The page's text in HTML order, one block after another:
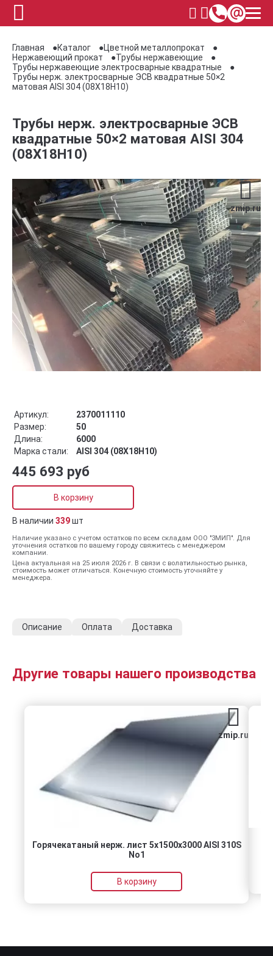
Главная Каталог
Цветной металлопрокат
Нержавеющий прокат
Трубы нержавеющие
Трубы нержавеющие электросварные квадратные
Трубы нерж. электросварные ЭСВ квадратные 50×2
матовая AISI 304 (08Х18Н10)
Трубы нерж. электросварные ЭСВ
квадратные 50×2 матовая AISI 304
(08Х18Н10)
zmip.ru
Артикул:
2370011110
Размер:
50
Длина:
6000
Марка стали:
AISI 304 (08Х18Н10)
445 693 руб
В корзину
В наличии 339шт
Наличие указано с учетом остатков по всем складам ООО "ЗМИП". Для
уточнения остатков по вашему городу свяжитесь с менеджером
компании.
Цена актуальная на 25 июля 2026 г. В связи с волатильностью рынка,
стоимость может отличаться. Конечную стоимость уточняйте у
менеджера.
Описание Оплата Доставка
Другие товары нашего производства
zmip.ru
Горячекатаный нерж. лист 5х1500х3000 AISI 310S
No1
В корзину